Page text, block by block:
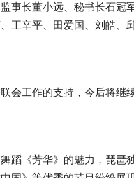
事长董小远、秘书长石冠
辛平、田爱国、刘皓、
工作的支持，今后将继
蹈《芳华》的魅力，琵